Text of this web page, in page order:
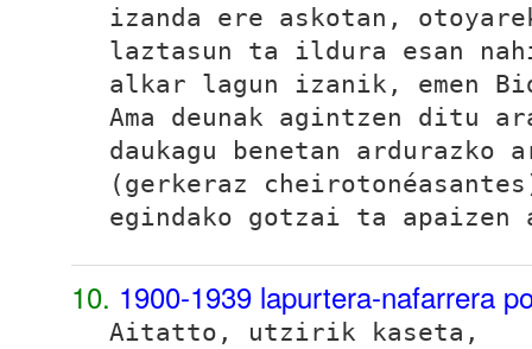
izanda ere askotan,
laztasun ta ildura esan
alkar lagun izanik, emen
Ama deunak agintzen ditu
daukagu benetan ardurazko
(gerkeraz cheirotonéasantes
egindako gotzai ta apaizen
10. 1900-1939 lapurtera-nafarrera
Aitatto, utzirik kaseta,